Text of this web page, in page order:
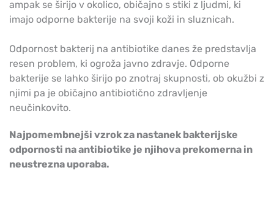
ampak se širijo v okolico, običajno s stiki z ljudmi, ki
imajo odporne bakterije na svoji koži in sluznicah.
Odpornost bakterij na antibiotike danes že predstavlja
resen problem, ki ogroža javno zdravje. Odporne
bakterije se lahko širijo po znotraj skupnosti, ob okužbi z
njimi pa je običajno antibiotično zdravljenje
neučinkovito.
Najpomembnejši vzrok za nastanek bakterijske
odpornosti na antibiotike je njihova prekomerna in
neustrezna uporaba.